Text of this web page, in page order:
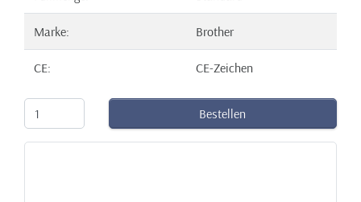
Marke: Brother
CE: CE-Zeichen
Bestellen